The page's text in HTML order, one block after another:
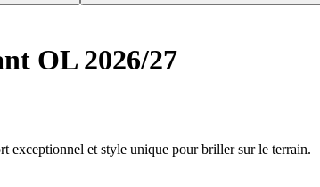
OL 2026/27
et style unique pour briller sur le terrain.